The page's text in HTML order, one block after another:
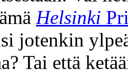
Helsinki
jotenkin
Tai että